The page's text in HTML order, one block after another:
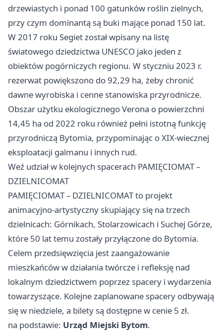
drzewiastych i ponad 100 gatunków roślin zielnych,
przy czym dominantą są buki mające ponad 150 lat.
W 2017 roku Segiet został wpisany na listę
światowego dziedzictwa UNESCO jako jeden z
obiektów pogórniczych regionu. W styczniu 2023 r.
rezerwat powiększono do 92,29 ha, żeby chronić
dawne wyrobiska i cenne stanowiska przyrodnicze.
Obszar użytku ekologicznego Verona o powierzchni
14,45 ha od 2022 roku również pełni istotną funkcję
przyrodniczą Bytomia, przypominając o XIX-wiecznej
eksploatacji galmanu i innych rud.
Weź udział w kolejnych spacerach PAMIĘCIOMAT –
DZIELNICOMAT
PAMIĘCIOMAT – DZIELNICOMAT to projekt
animacyjno-artystyczny skupiający się na trzech
dzielnicach: Górnikach, Stolarzowicach i Suchej Górze,
które 50 lat temu zostały przyłączone do Bytomia.
Celem przedsięwzięcia jest zaangażowanie
mieszkańców w działania twórcze i refleksję nad
lokalnym dziedzictwem poprzez spacery i wydarzenia
towarzyszące. Kolejne zaplanowane spacery odbywają
się w niedziele, a bilety są dostępne w cenie 5 zł.
na podstawie: Urząd Miejski Bytom.